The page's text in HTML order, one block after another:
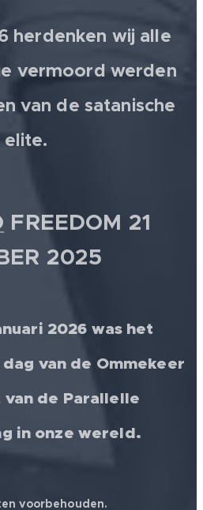
herdenken wij alle
vermoord werden
van de satanische
elite.
FREEDOM 21
2025 💫
2026 was het
van de Ommekeer
de Parallelle
in onze wereld.
voorbehouden.